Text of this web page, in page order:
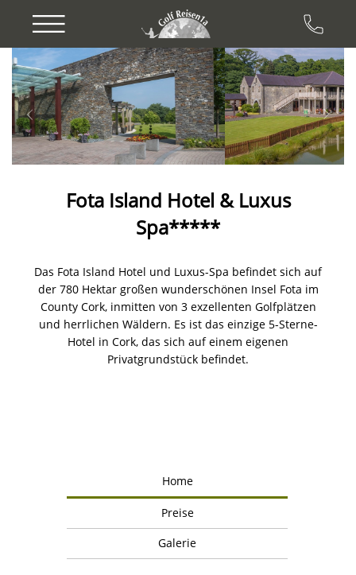
Previous Next
Fota Island Hotel & Luxus
Spa*****
Das Fota Island Hotel und Luxus-Spa befindet sich auf
der 780 Hektar großen wunderschönen Insel Fota im
County Cork, inmitten von 3 exzellenten Golfplätzen
und herrlichen Wäldern. Es ist das einzige 5-Sterne-
Hotel in Cork, das sich auf einem eigenen
Privatgrundstück befindet.
Home
Preise
Galerie